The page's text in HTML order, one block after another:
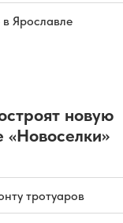
Ярославле
новую
«Новоселки»
тротуаров